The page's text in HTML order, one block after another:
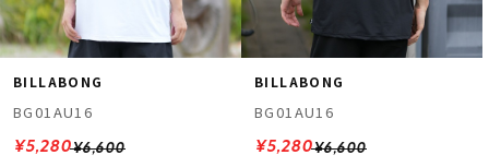
BILLABONG
BG01AU16
¥6,600
¥5,280
BILLABONG
BG01AU16
¥6,600
¥5,280